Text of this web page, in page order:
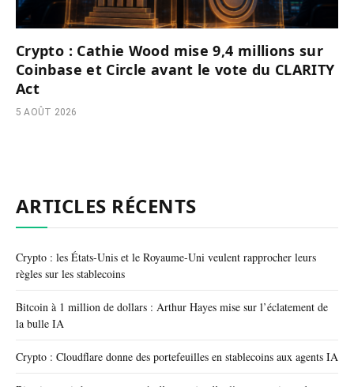
Crypto : Cathie Wood mise 9,4 millions sur
Coinbase et Circle avant le vote du CLARITY
Act
5 AOÛT 2026
ARTICLES RÉCENTS
Crypto : les États-Unis et le Royaume-Uni veulent rapprocher leurs
règles sur les stablecoins
Bitcoin à 1 million de dollars : Arthur Hayes mise sur l’éclatement de
la bulle IA
Crypto : Cloudflare donne des portefeuilles en stablecoins aux agents IA